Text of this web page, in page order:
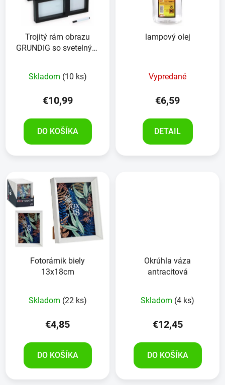
Trojitý rám obrazu
GRUNDIG so svetelným
Skladom (10 ks)
€10,99
DO KOŠÍKA
lampový olej
Vypredané
€6,59
DETAIL
Fotorámik biely
13x18cm
Skladom (22 ks)
€4,85
DO KOŠÍKA
Okrúhla váza
antracitová
Skladom (4 ks)
€12,45
DO KOŠÍKA